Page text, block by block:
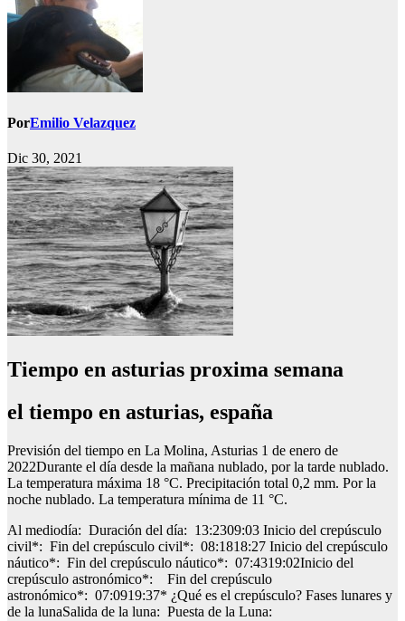
PorEmilio Velazquez
Dic 30, 2021
Tiempo en asturias proxima semana
el tiempo en asturias, españa
Previsión del tiempo en La Molina, Asturias 1 de enero de
2022Durante el día desde la mañana nublado, por la tarde nublado.
La temperatura máxima 18 °C. Precipitación total 0,2 mm. Por la
noche nublado. La temperatura mínima de 11 °C.
Al mediodía: Duración del día: 13:2309:03 Inicio del crepúsculo
civil*: Fin del crepúsculo civil*: 08:1818:27 Inicio del crepúsculo
náutico*: Fin del crepúsculo náutico*: 07:4319:02Inicio del
crepúsculo astronómico*: Fin del crepúsculo
astronómico*: 07:0919:37* ¿Qué es el crepúsculo? Fases lunares y
de la lunaSalida de la luna: Puesta de la Luna: